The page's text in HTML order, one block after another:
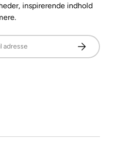
inspirerende indhold
Abonner